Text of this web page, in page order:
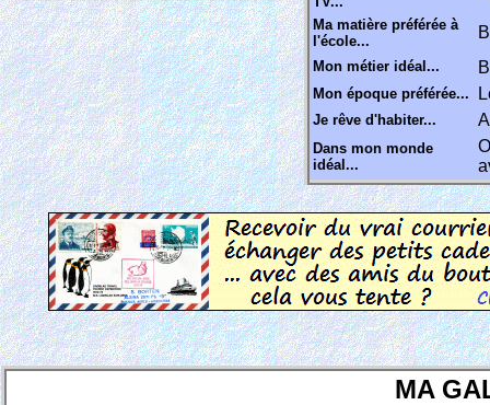
Ma matière préférée à
l'école...
Mon métier idéal...
Mon époque préférée...
Je rêve d'habiter...
Dans mon monde
idéal...
MA